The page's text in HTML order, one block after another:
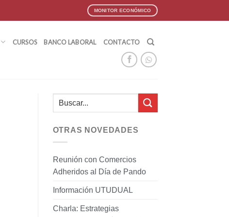
MONITOR ECONÓMICO
CURSOS BANCO LABORAL CONTACTO
OTRAS NOVEDADES
Reunión con Comercios
Adheridos al Día de Pando
Información UTUDUAL
Charla: Estrategias